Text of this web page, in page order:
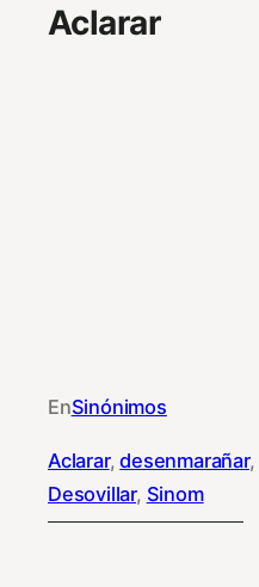
Aclarar
EnSinónimos
Aclarar, desenmarañar,
Desovillar, Sinom